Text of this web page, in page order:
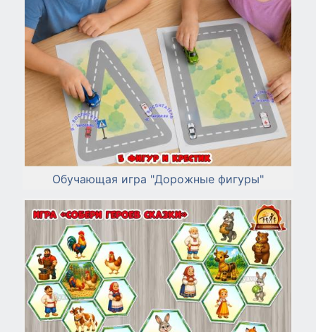
Обучающая игра "Дорожные фигуры"